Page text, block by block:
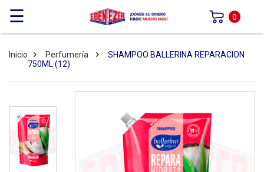
☰ 0
Inicio Perfumería
SHAMPOO BALLERINA REPARACION
750ML (12)